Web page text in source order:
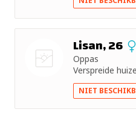
Lisan, 26
Oppas
Verspreide
NIET